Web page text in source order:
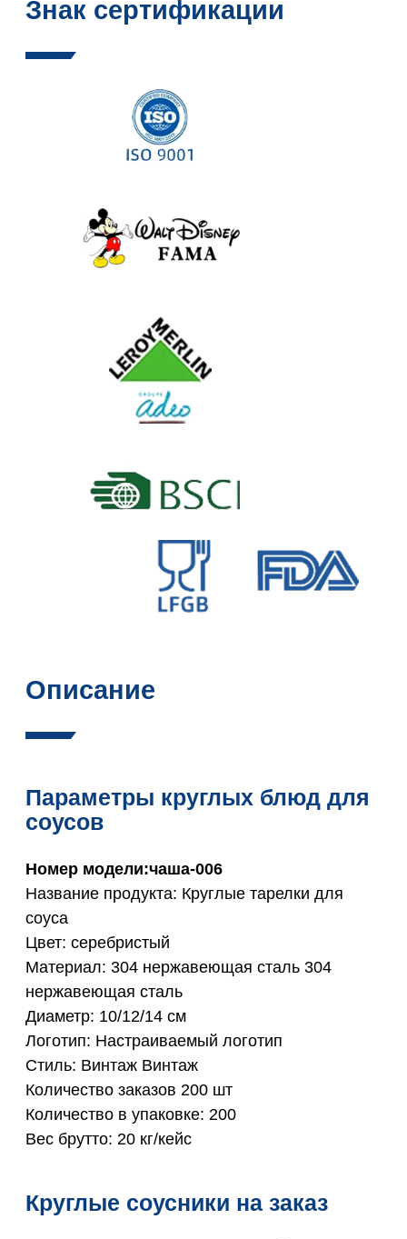
Знак сертификации
Описание
Параметры круглых блюд для
соусов
Номер модели:чаша-006
Название продукта: Круглые тарелки для
соуса
Цвет: серебристый
Материал: 304 нержавеющая сталь 304
нержавеющая сталь
Диаметр: 10/12/14 см
Логотип: Настраиваемый логотип
Стиль: Винтаж Винтаж
Количество заказов 200 шт
Количество в упаковке: 200
Вес брутто: 20 кг/кейс
Круглые соусники на заказ